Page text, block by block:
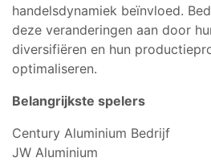
handelsdynamiek beïnvloed.
deze veranderingen aan door
diversifiëren en hun
optimaliseren.
Belangrijkste spelers
Century Aluminium Bedrijf
JW Aluminium